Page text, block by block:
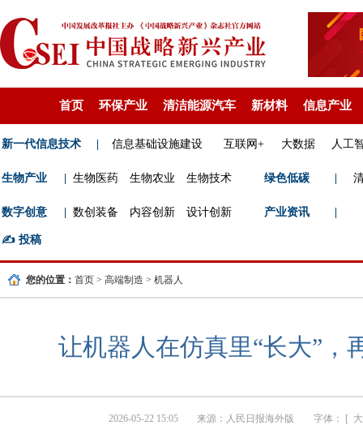
首页 环保产业 清洁能源汽车 新材料 信息产业
新一代信息技术 信息基础设施建设 互联网+ 大数据 人工
生物产业 生物医药 生物农业 生物技术 绿色低碳
数字创意 数创装备 内容创新 设计创新 产业资讯
✍️ 投稿
您的位置： 首页 > 高端制造 > 机器人
让机器人在仿真里“长大”，
2026-05-22 15:05 来源： 人民日报海外版 字体： [ 大